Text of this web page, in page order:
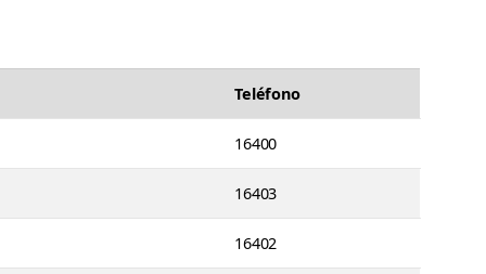
Teléfono
16400
16403
16402